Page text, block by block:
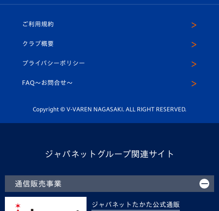
ホームタウン
平和祈念活動
ホームタウン活動
U-18
スクール
ヴィヴィくんインスタグラム
公式LINE＠
ご利用規約
クラブ概要
プライバシーポリシー
FAQ〜お問合せ〜
Copyright © V-VAREN NAGASAKI. ALL RIGHT RESERVED.
ジャパネットグループ関連サイト
通信販売事業
ジャパネットたかた公式通販